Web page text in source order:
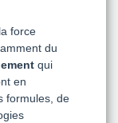
force
du
qui
en
formules, de